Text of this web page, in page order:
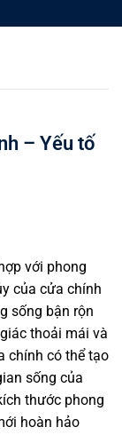
– Yếu tố
với phong
của cửa chính
sống bận rộn
thoải mái và
chính có thể tạo
sống của
thước phong
hoàn hảo